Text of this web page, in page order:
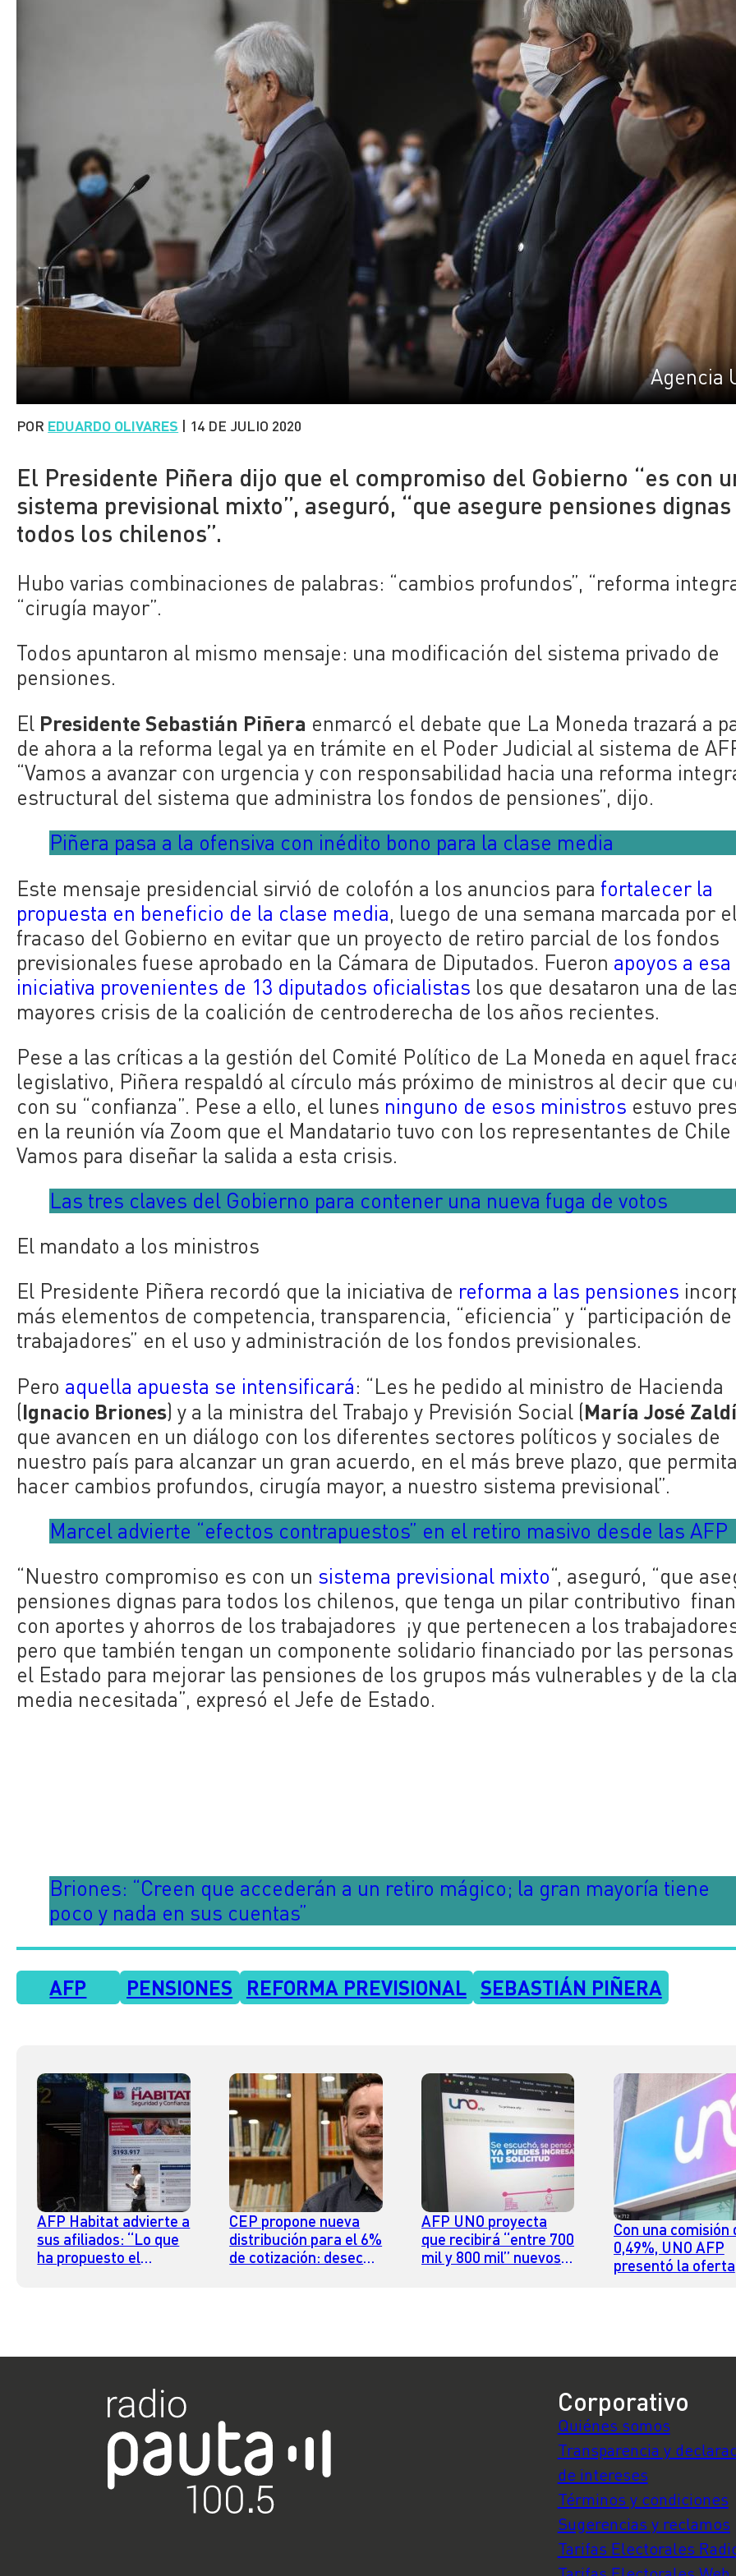
Agencia
POR EDUARDO OLIVARES | 14 DE JULIO 2020
El Presidente Piñera dijo que el compromiso del Gobierno “es con
sistema previsional mixto”, aseguró, “que asegure pensiones
todos los chilenos”.
Hubo varias combinaciones de palabras: “cambios profundos”, “reforma
“cirugía mayor”.
Todos apuntaron al mismo mensaje: una modificación del sistema privado de
pensiones.
El Presidente Sebastián Piñera enmarcó el debate que La Moneda trazará a
de ahora a la reforma legal ya en trámite en el Poder Judicial al sistema de
“Vamos a avanzar con urgencia y con responsabilidad hacia una reforma
estructural del sistema que administra los fondos de pensiones”, dijo.
Piñera pasa a la ofensiva con inédito bono para la clase media
Este mensaje presidencial sirvió de colofón a los anuncios para fortalecer la
propuesta en beneficio de la clase media, luego de una semana marcada por
fracaso del Gobierno en evitar que un proyecto de retiro parcial de los fondos
previsionales fuese aprobado en la Cámara de Diputados. Fueron apoyos a esa
iniciativa provenientes de 13 diputados oficialistas los que desataron una de
mayores crisis de la coalición de centroderecha de los años recientes.
Pese a las críticas a la gestión del Comité Político de La Moneda en aquel
legislativo, Piñera respaldó al círculo más próximo de ministros al decir que
con su “confianza”. Pese a ello, el lunes ninguno de esos ministros estuvo
en la reunión vía Zoom que el Mandatario tuvo con los representantes de Chile
Vamos para diseñar la salida a esta crisis.
Las tres claves del Gobierno para contener una nueva fuga de votos
El mandato a los ministros
El Presidente Piñera recordó que la iniciativa de reforma a las pensiones
más elementos de competencia, transparencia, “eficiencia” y “participación
trabajadores” en el uso y administración de los fondos previsionales.
Pero aquella apuesta se intensificará: “Les he pedido al ministro de Hacienda
(Ignacio Briones) y a la ministra del Trabajo y Previsión Social (María José
que avancen en un diálogo con los diferentes sectores políticos y sociales de
nuestro país para alcanzar un gran acuerdo, en el más breve plazo, que permita
hacer cambios profundos, cirugía mayor, a nuestro sistema previsional”.
Marcel advierte “efectos contrapuestos” en el retiro masivo desde las AFP
“Nuestro compromiso es con un sistema previsional mixto“, aseguró, “que
pensiones dignas para todos los chilenos, que tenga un pilar contributivo
con aportes y ahorros de los trabajadores ¡y que pertenecen a los
pero que también tengan un componente solidario financiado por las
el Estado para mejorar las pensiones de los grupos más vulnerables y de la
media necesitada”, expresó el Jefe de Estado.
Briones: “Creen que accederán a un retiro mágico; la gran mayoría tiene
poco y nada en sus cuentas”
AFP PENSIONES REFORMA PREVISIONAL SEBASTIÁN PIÑERA
AFP Habitat advierte a
sus afiliados: “Lo que
ha propuesto el
CEP propone nueva
distribución para el 6%
de cotización: desecha
AFP UNO proyecta
que recibirá “entre 700
mil y 800 mil” nuevos
Con una comisión
0,49%, UNO AFP
presentó la oferta
Corporativo
Quiénes somos
Transparencia y
de intereses
Términos y condiciones
Sugerencias y reclamos
Tarifas Electorales